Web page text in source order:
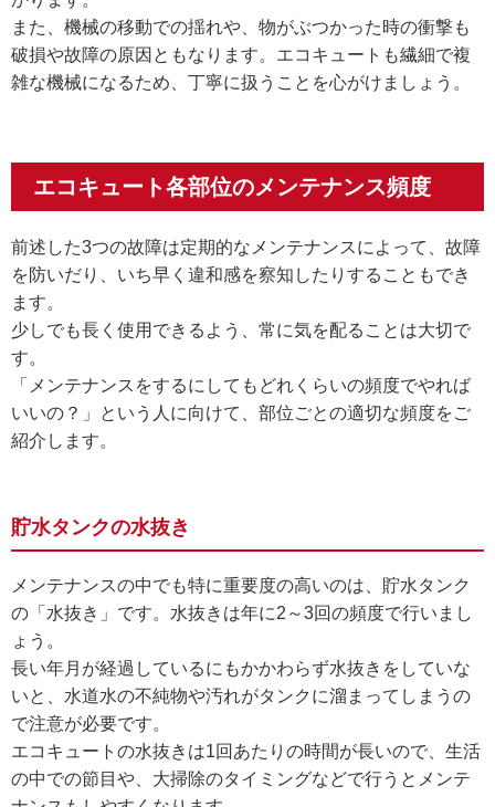
また、機械の移動での揺れや、物がぶつかった時の衝撃も
破損や故障の原因ともなります。エコキュートも繊細で複
雑な機械になるため、丁寧に扱うことを心がけましょう。
エコキュート各部位のメンテナンス頻度
前述した3つの故障は定期的なメンテナンスによって、故障
を防いだり、いち早く違和感を察知したりすることもでき
ます。
少しでも長く使用できるよう、常に気を配ることは大切で
す。
「メンテナンスをするにしてもどれくらいの頻度でやれば
いいの？」という人に向けて、部位ごとの適切な頻度をご
紹介します。
貯水タンクの水抜き
メンテナンスの中でも特に重要度の高いのは、貯水タンク
の「水抜き」です。水抜きは年に2～3回の頻度で行いまし
ょう。
長い年月が経過しているにもかかわらず水抜きをしていな
いと、水道水の不純物や汚れがタンクに溜まってしまうの
で注意が必要です。
エコキュートの水抜きは1回あたりの時間が長いので、生活
の中での節目や、大掃除のタイミングなどで行うとメンテ